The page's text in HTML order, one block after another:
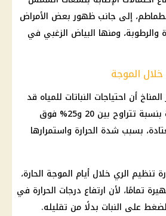
إلى جانب ظهور بعض الأمراض
والرطوبة، ومنها البياض الزغبي في
الموجة
أن احتياجات النباتات للمياه قد
ترتفع خلال هذه الفترة بنسبة تتراوح بين 20 و25% فوق
بسبب شدة الحرارة واستمرارها
تنظيم الري خلال أيام الموجة الحارة،
تمامًا، لأن ارتفاع درجات الحرارة في
على النبات بدلًا من تقليله.